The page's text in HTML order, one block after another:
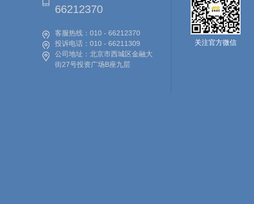
66212370
客服热线： 010 - 66212370
投诉电话： 010 - 66211309
公司地址： 北京市西城区金融大
街27号投资广场B座九层
关注官方微信